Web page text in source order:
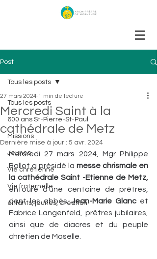
Post
Tous les posts
600 ans St-Pierre-St-Paul
Missions
Jeunes
Vie chrétienne
Vie fraternelle
enfants, jeunes, Création
Tous les posts
Mercredi Saint à la
cathédrale de Metz
27 mars 2024 1 min de lecture
Dernière mise à jour : 5 avr. 2024
Mercredi 27 mars 2024, Mgr Philippe
Ballot a présidé la messe chrismale en
la cathédrale Saint -Etienne de Metz,
entouré d'une centaine de prêtres,
dont les abbés Jean-Marie Glanc et
Fabrice Langenfeld, prêtres jubilaires,
ainsi que de diacres et du peuple
chrétien de Moselle.